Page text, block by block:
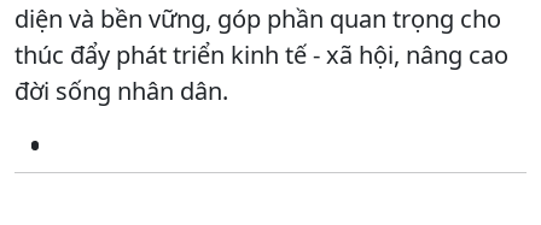
diện và bền vững, góp phần quan trọng cho
thúc đẩy phát triển kinh tế - xã hội, nâng cao
đời sống nhân dân.